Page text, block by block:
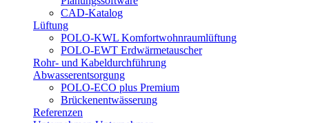
CAD-Katalog
Lüftung
POLO-KWL Komfortwohnraumlüftung
POLO-EWT Erdwärmetauscher
Rohr- und Kabeldurchführung
Abwasserentsorgung
POLO-ECO plus Premium
Brückenentwässerung
Referenzen